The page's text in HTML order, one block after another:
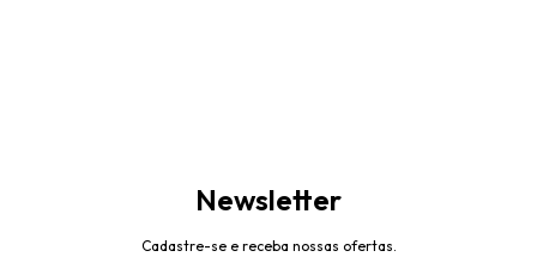
Newsletter
Cadastre-se e receba nossas ofertas.